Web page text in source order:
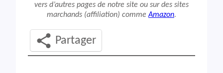
vers d’autres pages de notre site ou sur des sites
marchands (affiliation) commeAmazon.
Partager